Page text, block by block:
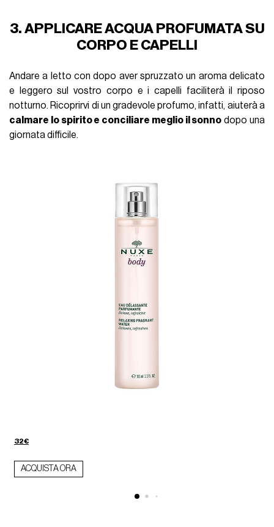
3. APPLICARE ACQUA PROFUMATA SU
CORPO E CAPELLI
Andare a letto con dopo aver spruzzato un aroma delicato
e leggero sul vostro corpo e i capelli faciliterà il riposo
notturno. Ricoprirvi di un gradevole profumo, infatti, aiuterà a
calmare lo spirito e conciliare meglio il sonno dopo una
giornata difficile.
32€
ACQUISTA ORA